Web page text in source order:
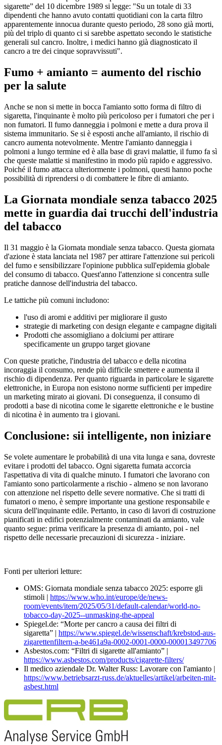
sigarette” del 10 dicembre 1989 si legge: "Su un totale di 33
dipendenti che hanno avuto contatti quotidiani con la carta filtro
apparentemente innocua durante questo periodo, 28 sono già morti,
più del triplo di quanto ci si sarebbe aspettato secondo le statistiche
generali sul cancro. Inoltre, i medici hanno già diagnosticato il
cancro a tre dei cinque sopravvissuti".
Fumo + amianto = aumento del rischio
per la salute
Anche se non si mette in bocca l'amianto sotto forma di filtro di
sigaretta, l'inquinante è molto più pericoloso per i fumatori che per i
non fumatori. Il fumo danneggia i polmoni e mette a dura prova il
sistema immunitario. Se si è esposti anche all'amianto, il rischio di
cancro aumenta notevolmente. Mentre l'amianto danneggia i
polmoni a lungo termine ed è alla base di gravi malattie, il fumo fa sì
che queste malattie si manifestino in modo più rapido e aggressivo.
Poiché il fumo attacca ulteriormente i polmoni, questi hanno poche
possibilità di riprendersi o di combattere le fibre di amianto.
La Giornata mondiale senza tabacco 2025
mette in guardia dai trucchi dell'industria
del tabacco
Il 31 maggio è la Giornata mondiale senza tabacco. Questa giornata
d'azione è stata lanciata nel 1987 per attirare l'attenzione sui pericoli
del fumo e sensibilizzare l'opinione pubblica sull'epidemia globale
del consumo di tabacco. Quest'anno l'attenzione si concentra sulle
pratiche dannose dell'industria del tabacco.
Le tattiche più comuni includono:
l'uso di aromi e additivi per migliorare il gusto
strategie di marketing con design elegante e campagne digitali
Prodotti che assomigliano a dolciumi per attirare
specificamente un gruppo target giovane
Con queste pratiche, l'industria del tabacco e della nicotina
incoraggia il consumo, rende più difficile smettere e aumenta il
rischio di dipendenza. Per quanto riguarda in particolare le sigarette
elettroniche, in Europa non esistono norme sufficienti per impedire
un marketing mirato ai giovani. Di conseguenza, il consumo di
prodotti a base di nicotina come le sigarette elettroniche e le bustine
di nicotina è in aumento tra i giovani.
Conclusione: sii intelligente, non iniziare
Se volete aumentare le probabilità di una vita lunga e sana, dovreste
evitare i prodotti del tabacco. Ogni sigaretta fumata accorcia
l'aspettativa di vita di qualche minuto. I fumatori che lavorano con
l'amianto sono particolarmente a rischio - almeno se non lavorano
con attenzione nel rispetto delle severe normative. Che si tratti di
fumatori o meno, è sempre importante una gestione responsabile e
sicura dell'inquinante edile. Pertanto, in caso di lavori di costruzione
pianificati in edifici potenzialmente contaminati da amianto, vale
quanto segue: prima verificare la presenza di amianto, poi - nel
rispetto delle necessarie precauzioni di sicurezza - iniziare.
Fonti per ulteriori letture:
OMS: Giornata mondiale senza tabacco 2025: esporre gli
stimoli | https://www.who.int/europe/de/news-
room/events/item/2025/05/31/default-calendar/world-no-
tobacco-day-2025--unmasking-the-appeal
Spiegel.de: “Morte per cancro a causa dei filtri di
sigaretta” | https://www.spiegel.de/wissenschaft/krebstod-aus-
zigarettenfiltern-a-be461a9a-0002-0001-0000-000013497706
Asbestos.com: “Filtri di sigarette all'amianto” |
https://www.asbestos.com/products/cigarette-filters/
Il medico aziendale Dr. Walter Russ: Lavorare con l'amianto |
https://www.betriebsarzt-russ.de/aktuelles/artikel/arbeiten-mit-
asbest.html